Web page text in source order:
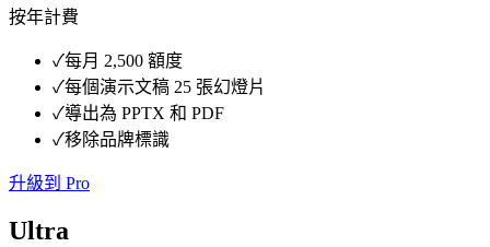
按年計費
✓每月 2,500 額度
✓每個演示文稿 25 張幻燈片
✓導出為 PPTX 和 PDF
✓移除品牌標識
升級到 Pro
Ultra